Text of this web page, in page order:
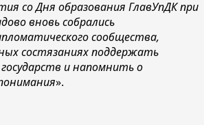
со Дня образования ГлавУпДК при
вновь собрались
сообщества,
состязаниях поддержать
и напомнить о
».